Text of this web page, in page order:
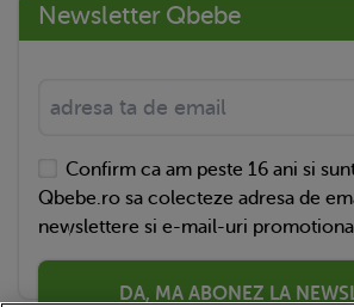
Newsletter Qbebe
Confirm ca am peste 16 ani si
Qbebe.ro sa colecteze adresa de
newslettere si e-mail-uri
DA, MA ABONEZ LA